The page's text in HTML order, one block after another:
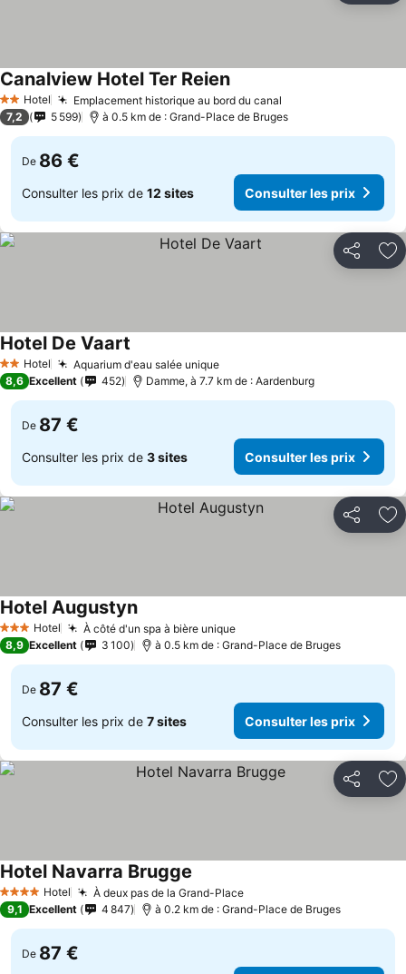
2 Étoiles
Hotel Emplacement historique au bord du canal
Canalview Hotel Ter Reien
7,2 5 599 à 0.5 km de : Grand-Place de Bruges
De 86 €
Consulter les prix de 12 sites Consulter les prix
Partager
2 Étoiles
Hotel Aquarium d'eau salée unique
Hotel De Vaart
8,6 Excellent 452 Damme, à 7.7 km de : Aardenburg
De 87 €
Consulter les prix de 3 sites Consulter les prix
Partager
3 ÉtoilesHotel À côté d'un spa à bière unique
Hotel Augustyn
8,9 Excellent 3 100 à 0.5 km de : Grand-Place de Bruges
De 87 €
Consulter les prix de 7 sites Consulter les prix
Partager
4 Étoiles Hotel À deux pas de la Grand-Place
Hotel Navarra Brugge
9,1 Excellent 4 847 à 0.2 km de : Grand-Place de Bruges
De 87 €